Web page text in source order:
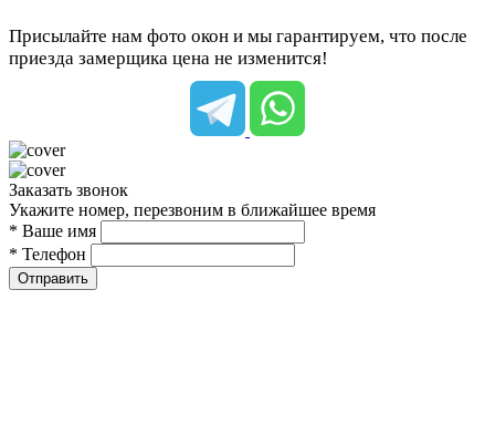
Присылайте нам фото окон и мы гарантируем, что после
приезда замерщика цена не изменится!
Заказать звонок
Укажите номер, перезвоним в ближайшее время
* Ваше имя
* Телефон
Отправить